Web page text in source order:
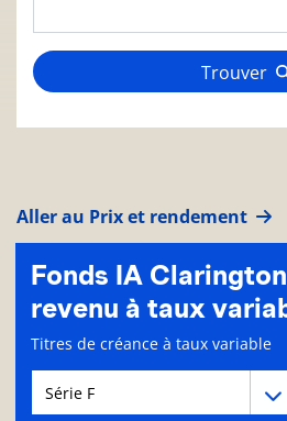
Trouver
Aller au Prix et rendement
Fonds IA
revenu à taux
Page
Titres de créance à taux variable
Menu déroulant des séries du
Menu déroulant des séries du